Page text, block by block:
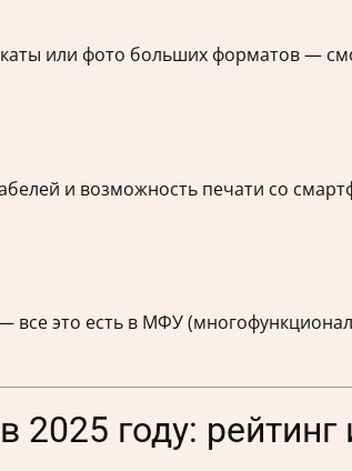
или фото больших форматов —
и возможность печати со
все это есть в МФУ
году: рейтинг